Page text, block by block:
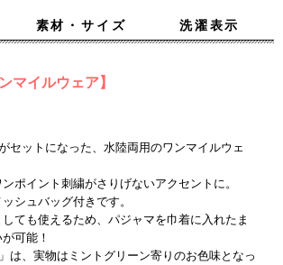
素材・サイズ 洗濯表示
マイルウェア】
セットになった、水陸両用のワンマイルウェ
ポイント刺繍がさりげないアクセントに。
シュバッグ付きです。
ても使えるため、パジャマを巾着に入れたま
可能！
は、実物はミントグリーン寄りのお色味となっ